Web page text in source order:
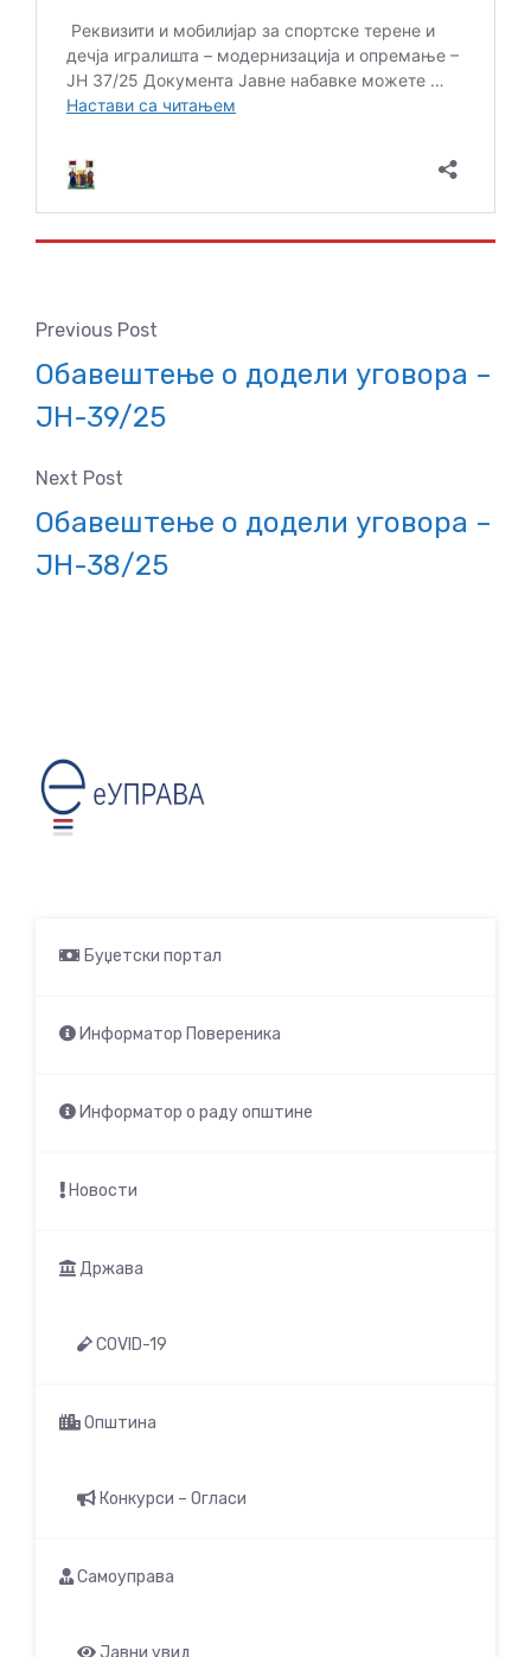
Previous Post
Обавештење о додели уговора –
ЈН-39/25
Next Post
Обавештење о додели уговора –
ЈН-38/25
Буџетски портал
Информатор Повереника
Информатор о раду општине
Новости
Држава
COVID-19
Општина
Конкурси – Огласи
Самоуправа
Јавни увид